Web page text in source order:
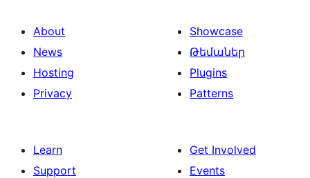
About
News
Hosting
Privacy
Showcase
Թեմաներ
Plugins
Patterns
Learn
Support
Get Involved
Events